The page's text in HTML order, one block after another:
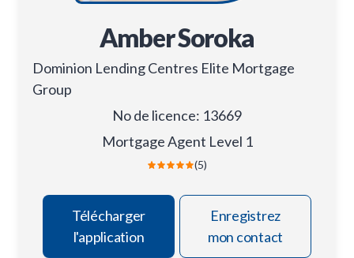
Amber Soroka
Dominion Lending Centres Elite Mortgage
Group
No de licence: 13669
Mortgage Agent Level 1
(5)
Télécharger
l'application
Enregistrez
mon contact